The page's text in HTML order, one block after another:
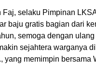
Faj, selaku Pimpinan
baju gratis bagian dari
semoga dengan
sejahtera warganya
yang memimpin bersama